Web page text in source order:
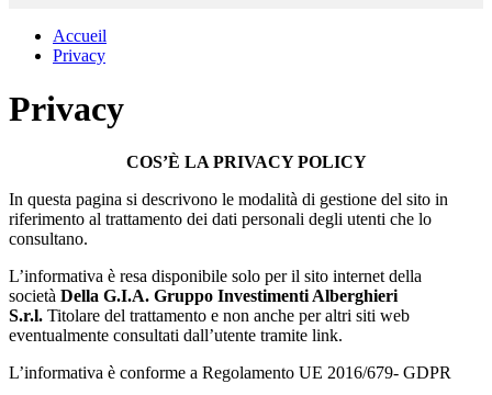
Accueil
Privacy
Privacy
COS’È LA PRIVACY POLICY
In questa pagina si descrivono le modalità di gestione del sito in
riferimento al trattamento dei dati personali degli utenti che lo
consultano.
L’informativa è resa disponibile solo per il sito internet della
società Della G.I.A. Gruppo Investimenti Alberghieri
S.r.l. Titolare del trattamento e non anche per altri siti web
eventualmente consultati dall’utente tramite link.
L’informativa è conforme a Regolamento UE 2016/679- GDPR